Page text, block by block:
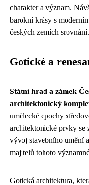
charakter a význam.
barokní krásy s
českých zemích srovnání.
Gotické a
Státní hrad a zámek
architektonický
umělecké epochy
architektonické prvky se
vývoj stavebního umění
majitelů tohoto
Gotická architektura,